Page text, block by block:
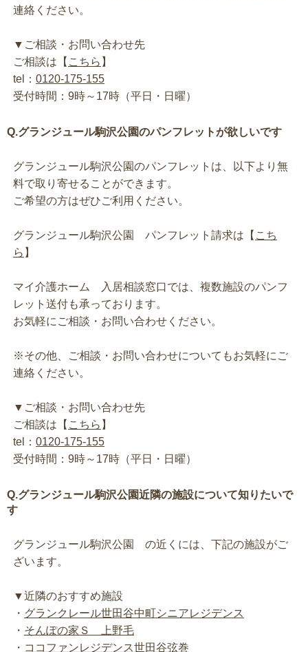
連絡ください。
▼ご相談・お問い合わせ先
ご相談は【 こちら 】
tel： 0120-175-155
受付時間：9時～17時（平日・日曜）
Q.グランジュール駒沢公園のパンフレットが欲しいです
グランジュール駒沢公園のパンフレットは、以下より無
料で取り寄せることができます。
ご希望の方はぜひご利用ください。
グランジュール駒沢公園 パンフレット請求は【 こち
ら 】
マイ介護ホーム 入居相談窓口では、複数施設のパンフ
レット送付も承っております。
お気軽にご相談・お問い合わせください。
※その他、ご相談・お問い合わせについてもお気軽にご
連絡ください。
▼ご相談・お問い合わせ先
ご相談は【 こちら 】
tel： 0120-175-155
受付時間：9時～17時（平日・日曜）
Q.グランジュール駒沢公園近隣の施設について知りたいで
す
グランジュール駒沢公園 の近くには、下記の施設がご
ざいます。
▼近隣のおすすめ施設
・ グランクレール世田谷中町シニアレジデンス
・ そんぽの家Ｓ 上野毛
・ ココファンレジデンス世田谷弦巻